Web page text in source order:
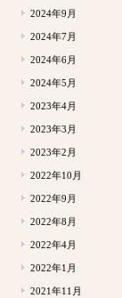
2024年9月
2024年7月
2024年6月
2024年5月
2023年4月
2023年3月
2023年2月
2022年10月
2022年9月
2022年8月
2022年4月
2022年1月
2021年11月